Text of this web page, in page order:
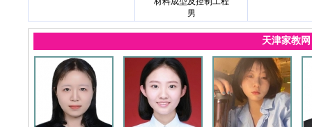
男
天津家教